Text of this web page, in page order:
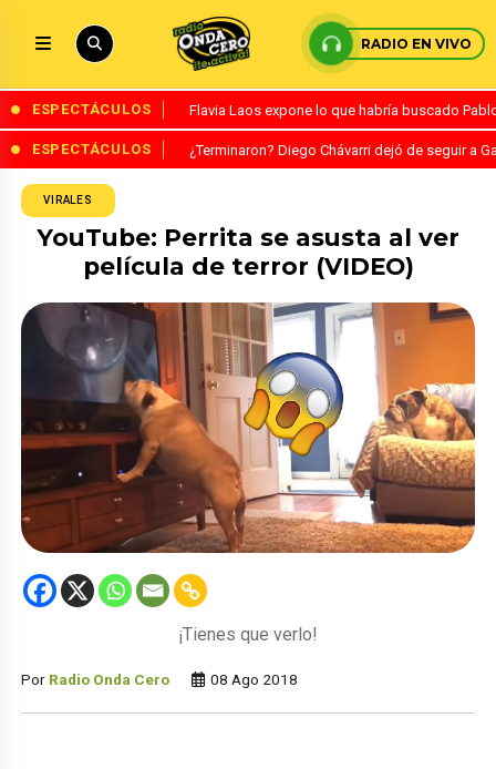
RADIO EN VIVO
ESPECTÁCULOS Flavia Laos expone lo que habría buscado
ESPECTÁCULOS ¿Terminaron? Diego Chávarri dejó de seguir a
VIRALES
YouTube: Perrita se asusta al ver
película de terror (VIDEO)
¡Tienes que verlo!
Por Radio Onda Cero 08 Ago 2018